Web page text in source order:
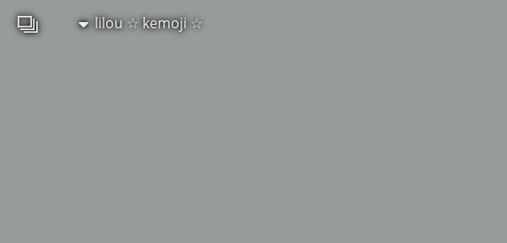
lilou ☆ kemoji ☆